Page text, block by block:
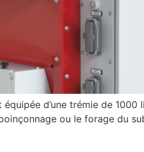
d’une trémie de 1000
ou le forage du